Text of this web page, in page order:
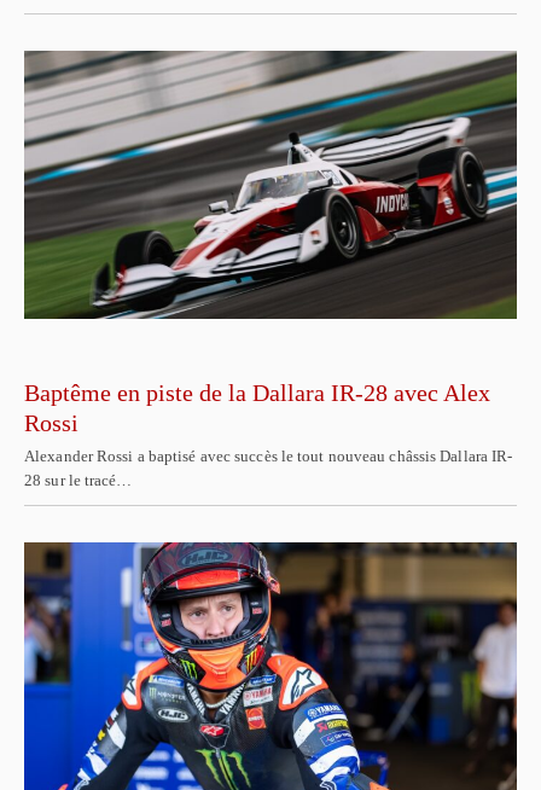
Baptême en piste de la Dallara IR-28 avec Alex
Rossi
Alexander Rossi a baptisé avec succès le tout nouveau châssis Dallara IR-
28 sur le tracé…